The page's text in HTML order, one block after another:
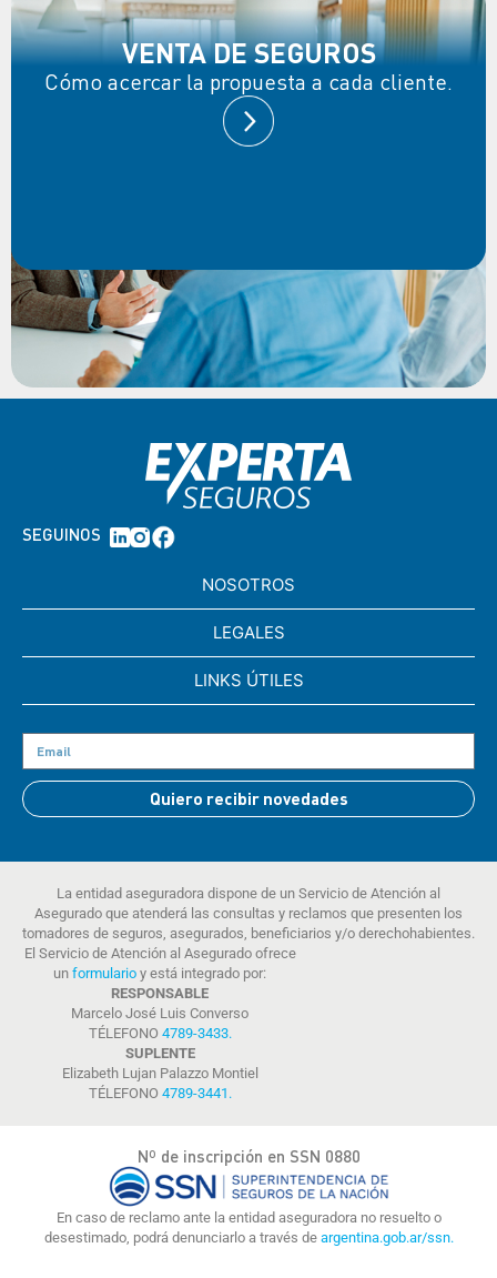
VENTA DE SEGUROS
Cómo acercar la propuesta a cada cliente.
SEGUINOS
NOSOTROS
LEGALES
LINKS ÚTILES
Quiero recibir novedades
La entidad aseguradora dispone de un Servicio de Atención al
Asegurado que atenderá las consultas y reclamos que presenten los
tomadores de seguros, asegurados, beneficiarios y/o derechohabientes.
El Servicio de Atención al Asegurado ofrece
un formulario y está integrado por:
RESPONSABLE
Marcelo José Luis Converso
TÉLEFONO 4789-3433.
SUPLENTE
Elizabeth Lujan Palazzo Montiel
TÉLEFONO 4789-3441 .
Nº de inscripción en SSN 0880
En caso de reclamo ante la entidad aseguradora no resuelto o
desestimado, podrá denunciarlo a través de argentina.gob.ar/ssn.